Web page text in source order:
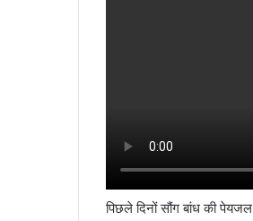
पिछले दिनों सौंग बांध की